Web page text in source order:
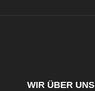
WIR ÜBER UNS